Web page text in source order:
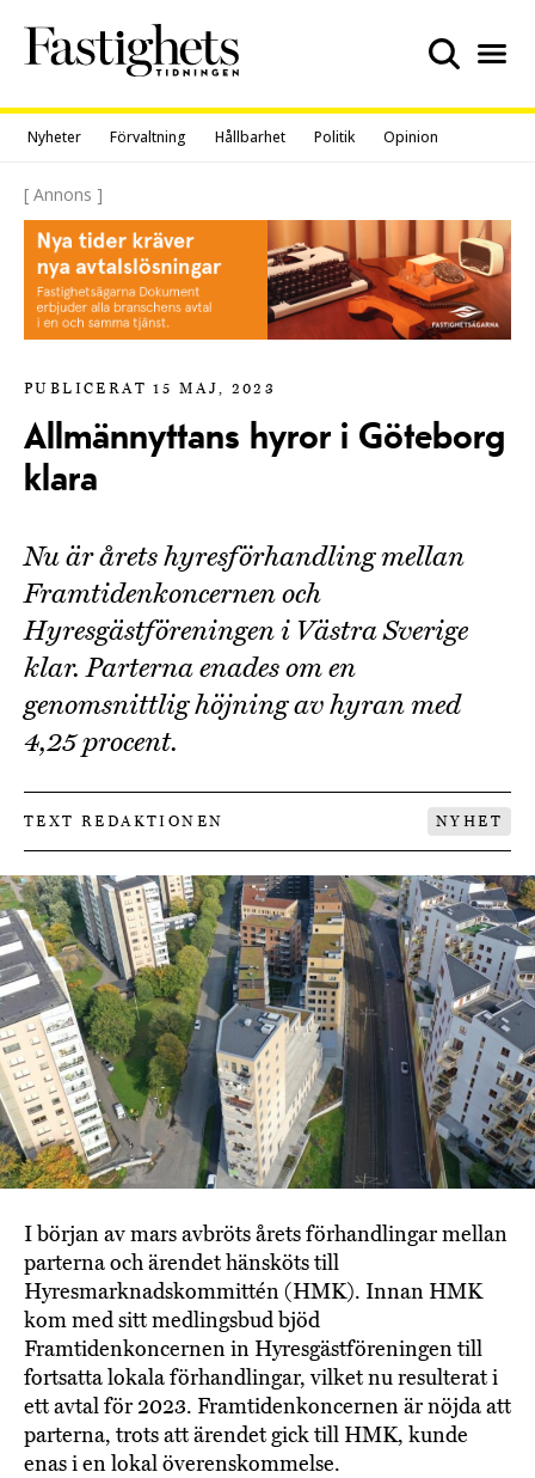
content
Nyheter Förvaltning Hållbarhet Politik Opinion
[ Annons ]
PUBLICERAT 15 MAJ, 2023
Allmännyttans hyror i Göteborg
klara
Nu är årets hyresförhandling mellan
Framtidenkoncernen och
Hyresgästföreningen i Västra Sverige
klar. Parterna enades om en
genomsnittlig höjning av hyran med
4,25 procent.
TEXT REDAKTIONEN NYHET
I början av mars avbröts årets förhandlingar mellan
parterna och ärendet hänsköts till
Hyresmarknadskommittén (HMK). Innan HMK
kom med sitt medlingsbud bjöd
Framtidenkoncernen in Hyresgästföreningen till
fortsatta lokala förhandlingar, vilket nu resulterat i
ett avtal för 2023. Framtidenkoncernen är nöjda att
parterna, trots att ärendet gick till HMK, kunde
enas i en lokal överenskommelse.